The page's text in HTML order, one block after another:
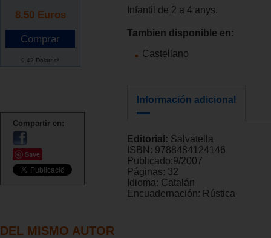
8.50 Euros
9.42 Dólares*
Compartir en:
Save
Infantil de 2 a 4 anys.
Tambien disponible en:
Castellano
Información adicional
Editorial: Salvatella
ISBN: 9788484124146
Publicado:9/2007
Páginas: 32
Idioma: Catalán
Encuadernación: Rústica
DEL MISMO AUTOR